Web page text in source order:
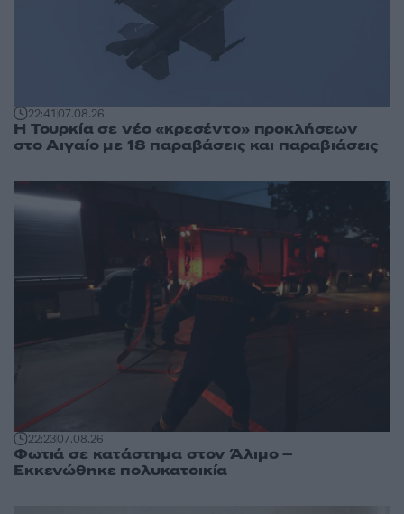
22:4107.08.26
Η Τουρκία σε νέο «κρεσέντο» προκλήσεων
στο Αιγαίο με 18 παραβάσεις και παραβιάσεις
22:2307.08.26
Φωτιά σε κατάστημα στον Άλιμο –
Εκκενώθηκε πολυκατοικία